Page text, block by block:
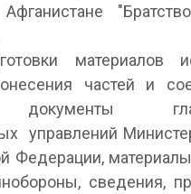
материалов
частей и
документы
управлений
Федерации,
сведения,